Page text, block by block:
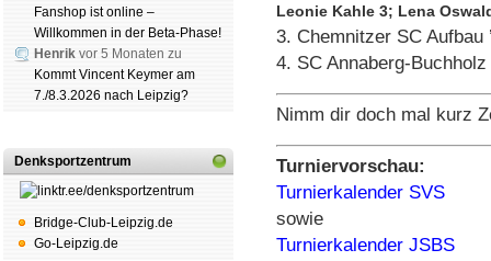
Fanshop ist online –
Willkommen in der Beta-Phase!
Henrik vor 5 Monaten zu
Kommt Vincent Keymer am
7./8.3.2026 nach Leipzig?
Denksportzentrum
Bridge-Club-Leipzig.de
Go-Leipzig.de
Leonie Kahle 3; Lena
3. Chemnitzer SC Aufbau
4. SC Annaberg-
Nimm dir doch mal kurz
Turniervorschau:
Turnierkalender SVS
sowie
Turnierkalender JSBS